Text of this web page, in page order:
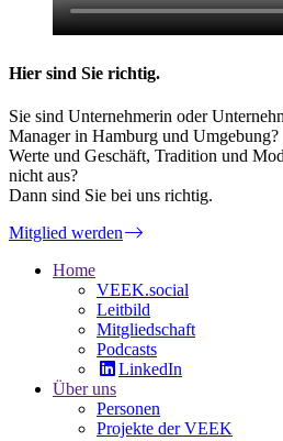
Hier sind Sie richtig.
Sie sind Unternehmerin oder
Manager in Hamburg und Umgebung?
Werte und Geschäft, Tradition und
nicht aus?
Dann sind Sie bei uns richtig.
Mitglied werden
Home
VEEK.social
Leitbild
Mitgliedschaft
Podcasts
LinkedIn
Über uns
Personen
Projekte der VEEK